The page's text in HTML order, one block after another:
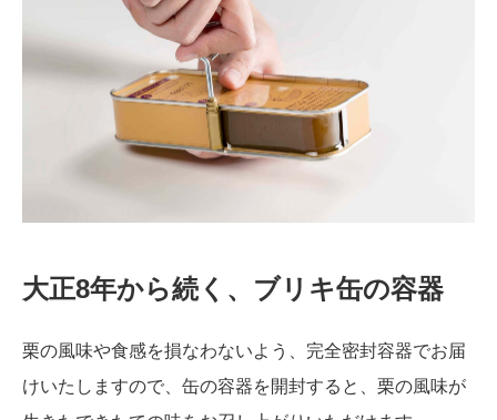
大正8年から続く、ブリキ缶の容器
栗の風味や食感を損なわないよう、完全密封容器でお届
けいたしますので、缶の容器を開封すると、栗の風味が